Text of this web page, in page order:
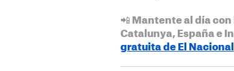
📲 Mantente al día
Catalunya, España e
gratuita de El Nacional